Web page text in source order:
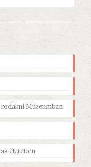
Múzeumban
életében